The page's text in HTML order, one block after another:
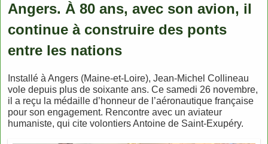
Angers. À 80 ans, avec son avion, il
continue à construire des ponts
entre les nations
Installé à Angers (Maine-et-Loire), Jean-Michel Collineau
vole depuis plus de soixante ans. Ce samedi 26 novembre,
il a reçu la médaille d’honneur de l’aéronautique française
pour son engagement. Rencontre avec un aviateur
humaniste, qui cite volontiers Antoine de Saint-Exupéry.